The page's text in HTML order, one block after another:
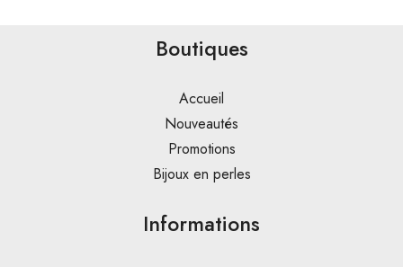
Boutiques
Accueil
Nouveautés
Promotions
Bijoux en perles
Informations